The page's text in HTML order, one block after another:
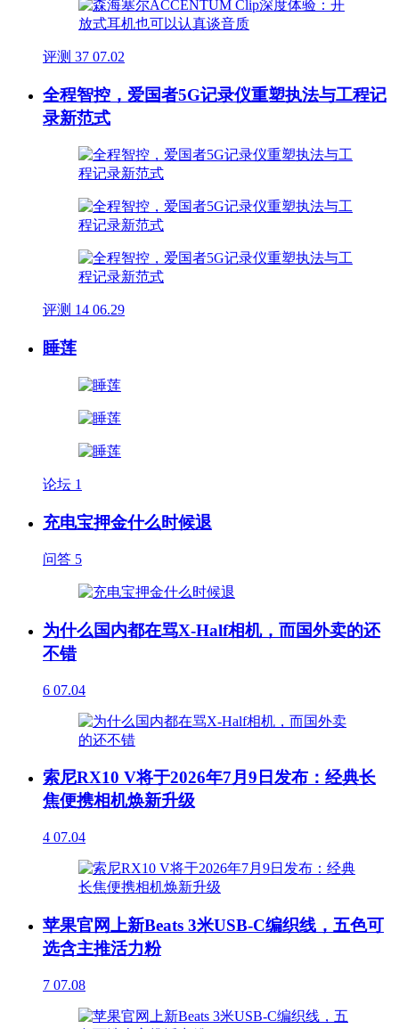
评测 37 07.02
全程智控，爱国者5G记录仪重塑执法与工程记
录新范式
评测 14 06.29
睡莲
论坛 1
充电宝押金什么时候退
问答 5
为什么国内都在骂X-Half相机，而国外卖的还
不错
6 07.04
索尼RX10 V将于2026年7月9日发布：经典长
焦便携相机焕新升级
4 07.04
苹果官网上新Beats 3米USB-C编织线，五色可
选含主推活力粉
7 07.08